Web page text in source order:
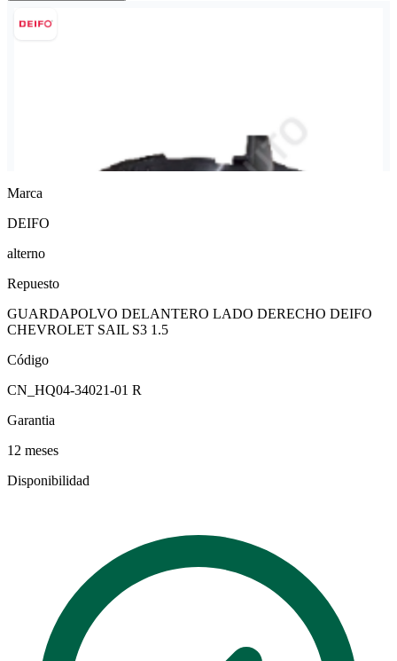
Marca
DEIFO
alterno
Repuesto
GUARDAPOLVO DELANTERO LADO DERECHO DEIFO
CHEVROLET SAIL S3 1.5
Código
CN_HQ04-34021-01 R
Garantia
12 meses
Disponibilidad